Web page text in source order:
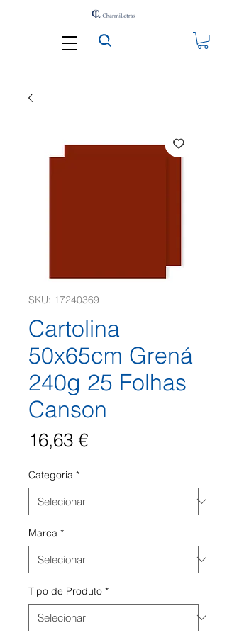
SKU: 17240369
Cartolina
50x65cm Grená
240g 25 Folhas
Canson
16,63 €Preço
Categoria *
Marca *
Tipo de Produto *